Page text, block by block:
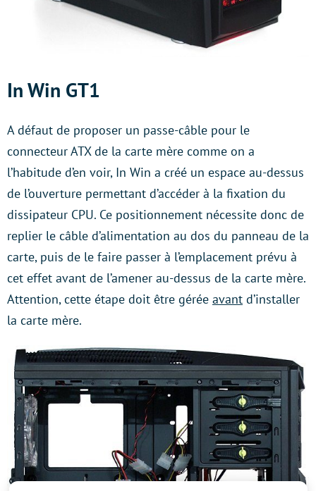
In Win GT1
A défaut de proposer un passe-câble pour le
connecteur ATX de la carte mère comme on a
l’habitude d’en voir, In Win a créé un espace au-dessus
de l’ouverture permettant d’accéder à la fixation du
dissipateur CPU. Ce positionnement nécessite donc de
replier le câble d’alimentation au dos du panneau de la
carte, puis de le faire passer à l’emplacement prévu à
cet effet avant de l’amener au-dessus de la carte mère.
Attention, cette étape doit être gérée avant d’installer
la carte mère.